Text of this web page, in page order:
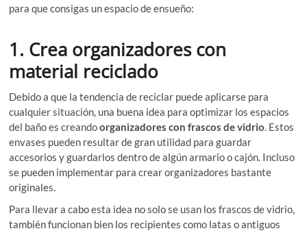
para que consigas un espacio de ensueño:
1. Crea organizadores con
material reciclado
Debido a que la tendencia de reciclar puede aplicarse para
cualquier situación, una buena idea para optimizar los espacios
del baño es creandoorganizadores con frascos de vidrio. Estos
envases pueden resultar de gran utilidad para guardar
accesorios y guardarlos dentro de algún armario o cajón. Incluso
se pueden implementar para crear organizadores bastante
originales.
Para llevar a cabo esta idea no solo se usan los frascos de vidrio,
también funcionan bien los recipientes como latas o antiguos